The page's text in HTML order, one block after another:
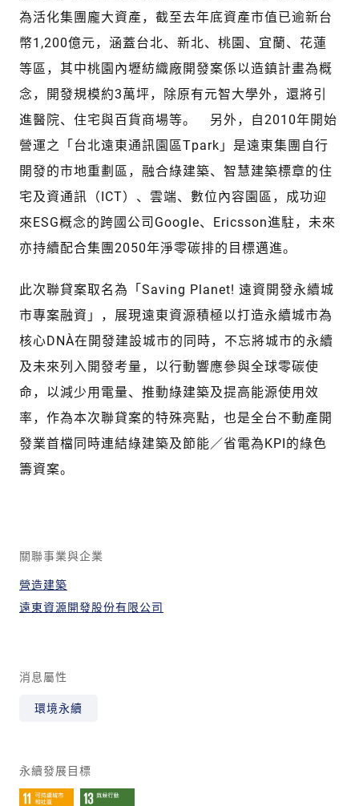
為活化集團龐大資產，截至去年底資產市值已逾新台
幣1,200億元，涵蓋台北、新北、桃園、宜蘭、花蓮
等區，其中桃園內壢紡織廠開發案係以造鎮計畫為概
念，開發規模約3萬坪，除原有元智大學外，還將引
進醫院、住宅與百貨商場等。 另外，自2010年開始
營運之「台北遠東通訊園區Tpark」是遠東集團自行
開發的市地重劃區，融合綠建築、智慧建築標章的住
宅及資通訊（ICT）、雲端、數位內容園區，成功迎
來ESG概念的跨國公司Google、Ericsson進駐，未來
亦持續配合集團2050年淨零碳排的目標邁進。
此次聯貸案取名為「Saving Planet! 遠資開發永續城
市專案融資」，展現遠東資源積極以打造永續城市為
核心DNA，在開發建設城市的同時，不忘將城市的永續
及未來列入開發考量，以行動響應參與全球零碳使
命，以減少用電量、推動綠建築及提高能源使用效
率，作為本次聯貸案的特殊亮點，也是全台不動產開
發業首檔同時連結綠建築及節能／省電為KPI的綠色
籌資案。
關聯事業與企業
營造建築
遠東資源開發股份有限公司
消息屬性
環境永續
永續發展目標